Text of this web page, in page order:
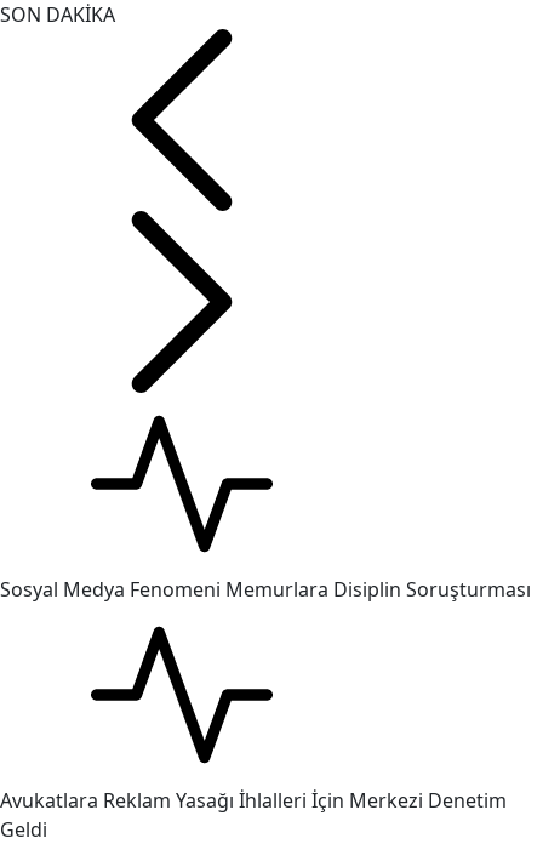
SON DAKİKA
Sosyal Medya Fenomeni Memurlara Disiplin Soruşturması
Avukatlara Reklam Yasağı İhlalleri İçin Merkezi Denetim
Geldi